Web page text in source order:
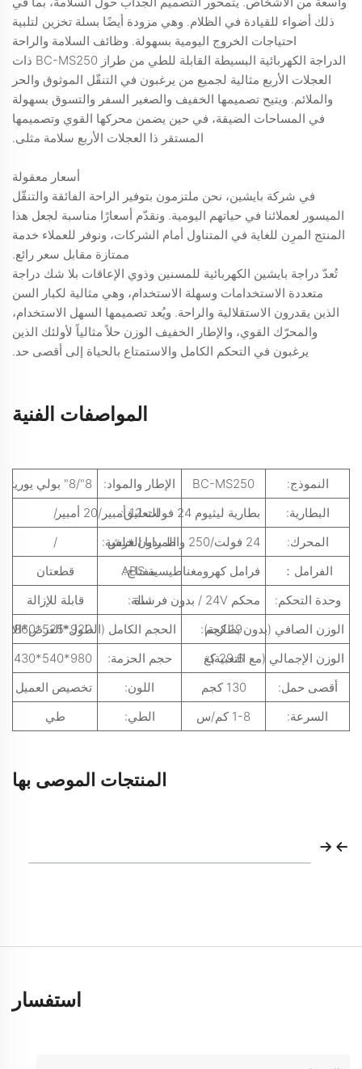
ذلك أضواء للقيادة في الظلام. وهي مزودة أيضًا بسلة تخزين لتلبية
احتياجات الخروج اليومية بسهولة. وظائف السلامة والراحة
الدراجة الكهربائية البسيطة القابلة للطي من طراز BC-MS250 ذات
العجلات الأربع مثالية لجميع من يرغبون في التنقّل الموثوق والحر
والملائم. ويتيح تصميمها الخفيف والصغير السفر والتسوق بسهولة
في المساحات الضيقة، في حين يضمن محركها القوي وتصميمها
المستقر ذا العجلات الأربع سلامة مثلى.
أسعار معقولة
في شركة بايشين، نحن ملتزمون بتوفير الراحة الفائقة والتنقّل
الميسور لعملائنا في حياتهم اليومية. ونقدّم أسعارًا مناسبة لجعل هذا
المنتج المرِن للغاية في المتناول أمام الشركات، ونوفر للعملاء خدمة
ممتازة مقابل سعر رائع.
تُعدّ دراجة بايشين الكهربائية للمسنين وذوي الإعاقات بلا شك دراجة
متعددة الاستخدامات وسهلة الاستخدام، وهي مثالية لكبار السن
الذين يقدرون الاستقلالية والراحة. ويُعد تصميمها السهل الاستخدام،
والمحرّك القوي، والإطار الخفيف الوزن حلاً مثالياً لأولئك الذين
يرغبون في التحكم الكامل والاستمتاع بالحياة إلى أقصى حد.
المواصفات الفنية
النموذج: BC-MS250 الإطار والمواد:
8"/8" بولي يوريثان
البطارية:
بطارية ليثيوم 24 فولت 12 أمبير/20 أمبير التعليق:
/
المحرك:
24 فولت/250 واط بدون فرش المرايا الخلفية:
/
الفرامل：
فرامل كهرومغناطيسية ABSمفتاح:
قطعتان
وحدة التحكم:
محكم 24V / بدون فرشاة سلة:
قابلة للإزالة
الوزن الصافي (بدون بطارية):
19 كجم الحجم الكامل
920*525*860 مم
الوزن الإجمالي (مع التعبية):
29.6 كغ حجم الحزمة:
980*540*430 مم
أقصى حمل:
130 كجم اللون:
تخصيص العميل
السرعة:
1-8 كم/س الطي: طي
المنتجات الموصى بها
استفسار